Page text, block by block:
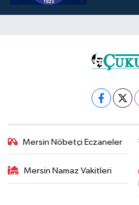
Mersin Nöbetçi Eczaneler
Mersin Namaz Vakitleri